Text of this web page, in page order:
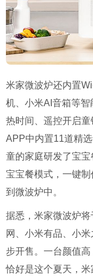
米家微波炉还内置
机、小米AI音箱等
热时间、遥控开启
APP中内置11道精
童的家庭研发了宝
宝宝餐模式，一键
到微波炉中。
据悉，米家微波炉
网、小米有品、小
步开售。一台颜值
恰好是这个夏天，米